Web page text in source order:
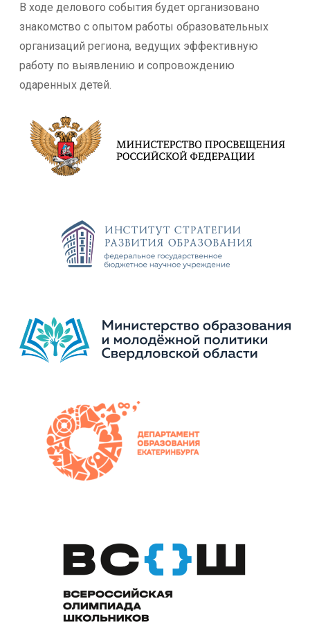
В ходе делового события будет организовано
знакомство с опытом работы образовательных
организаций региона, ведущих эффективную
работу по выявлению и сопровождению
одаренных детей.